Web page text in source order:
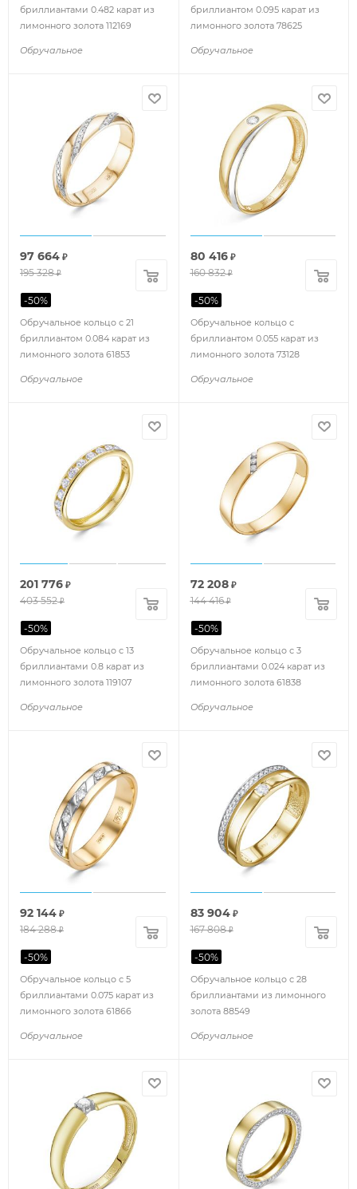
бриллиантами 0.482 карат из
лимонного золота 112169
Обручальное
бриллиантом 0.095 карат из
лимонного золота 78625
Обручальное
Обручальное кольцо с 21
бриллиантом 0.084 карат из
лимонного золота 61853
Обручальное
97 664 ₽
195 328₽
-50%
Обручальное кольцо с
бриллиантом 0.055 карат из
лимонного золота 73128
Обручальное
80 416₽
160 832₽
-50%
Обручальное кольцо с 13
бриллиантами 0.8 карат из
лимонного золота 119107
Обручальное
201 776 ₽
403 552₽
-50%
Обручальное кольцо с 3
бриллиантами 0.024 карат из
лимонного золота 61838
Обручальное
72 208₽
144 416₽
-50%
Обручальное кольцо с 5
бриллиантами 0.075 карат из
лимонного золота 61866
Обручальное
92 144 ₽
184 288₽
-50%
Обручальное кольцо с 28
бриллиантами из лимонного
золота 88549
Обручальное
83 904₽
167 808₽
-50%